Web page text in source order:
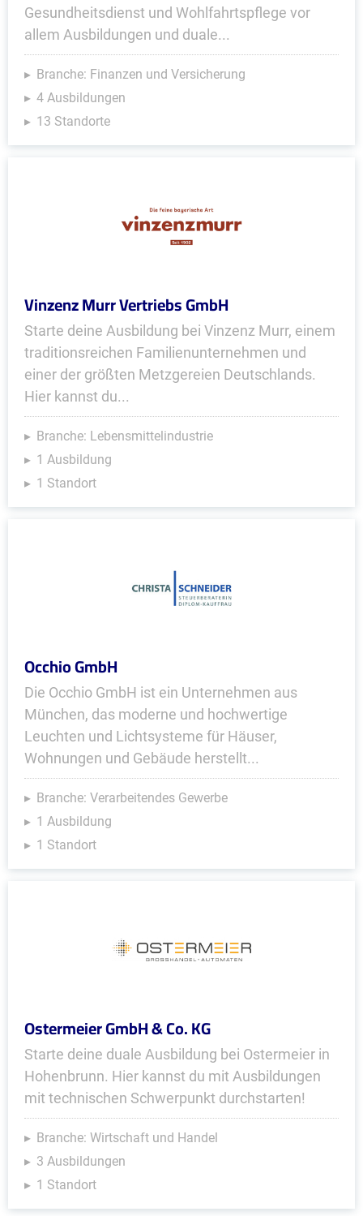
Gesundheitsdienst und Wohlfahrtspflege vor
allem Ausbildungen und duale...
Branche: Finanzen und Versicherung
4 Ausbildungen
13 Standorte
Vinzenz Murr Vertriebs GmbH
Starte deine Ausbildung bei Vinzenz Murr, einem
traditionsreichen Familienunternehmen und
einer der größten Metzgereien Deutschlands.
Hier kannst du...
Branche: Lebensmittelindustrie
1 Ausbildung
1 Standort
Occhio GmbH
Die Occhio GmbH ist ein Unternehmen aus
München, das moderne und hochwertige
Leuchten und Lichtsysteme für Häuser,
Wohnungen und Gebäude herstellt...
Branche: Verarbeitendes Gewerbe
1 Ausbildung
1 Standort
Ostermeier GmbH & Co. KG
Starte deine duale Ausbildung bei Ostermeier in
Hohenbrunn. Hier kannst du mit Ausbildungen
mit technischen Schwerpunkt durchstarten!
Branche: Wirtschaft und Handel
3 Ausbildungen
1 Standort